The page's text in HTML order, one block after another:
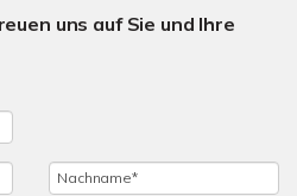
uns auf Sie und Ihre